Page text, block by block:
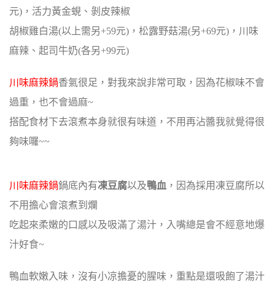
元)，活力黃金蜆、剝皮辣椒
胡椒雞白湯(以上需另+59元)，松露野菇湯(另+69元)，川味
麻辣、起司牛奶(各另+99元)
川味麻辣鍋香氣很足，對我來說非常可取，因為花椒味不會
過重，也不會過麻~
搭配食材下去滾煮本身就很有味道，不用再沾醬我就覺得很
夠味囉~~
川味麻辣鍋鍋底內有凍豆腐以及鴨血 ，因為採用凍豆腐所以
不用擔心會滾煮到爛
吃起來柔嫩的口感以及吸滿了湯汁，入嘴總是會不經意地爆
汁好食~
鴨血軟嫩入味，沒有小凉擔憂的腥味，重點是還吸飽了湯汁